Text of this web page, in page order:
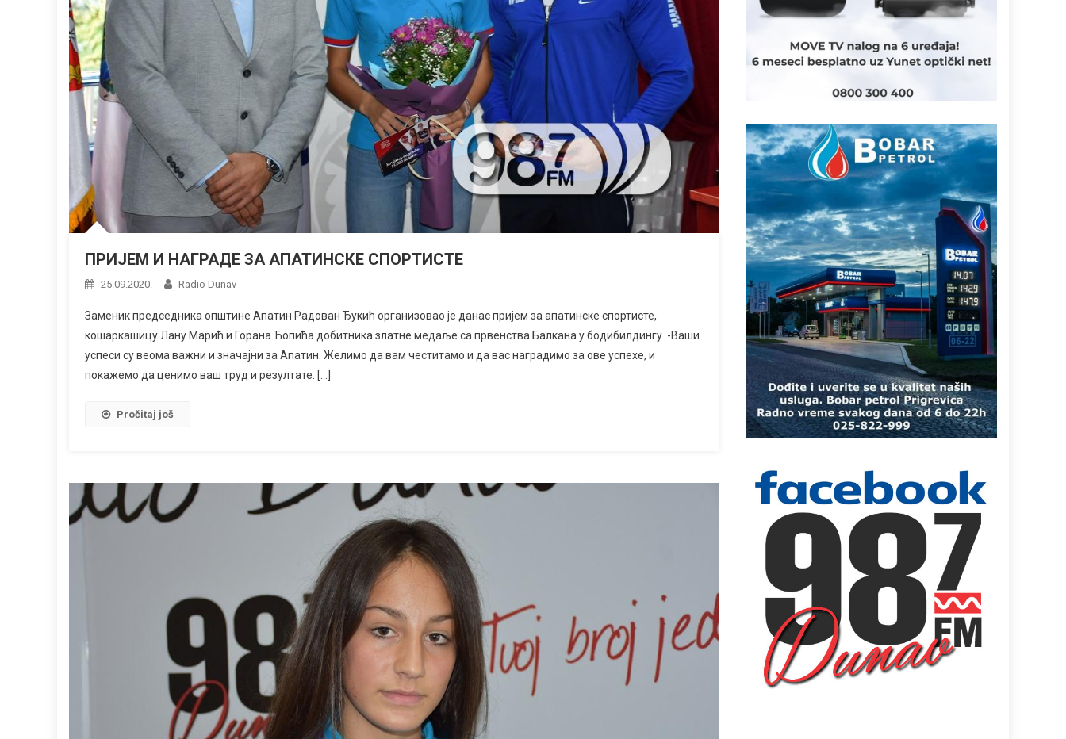
ПРИЈЕМ И НАГРАДЕ ЗА АПАТИНСКЕ СПОРТИСТЕ
25.09.2020. Radio Dunav
Заменик председника општине Апатин Радован Ђукић организовао је данас пријем за апатинске спортисте,
кошаркашицу Лану Марић и Горана Ћопића добитника златне медаље са првенства Балкана у бодибилдингу. -Ваши
успеси су веома важни и значајни за Апатин. Желимо да вам честитамо и да вас наградимо за ове успехе, и
покажемо да ценимо ваш труд и резултате. […]
Pročitaj još